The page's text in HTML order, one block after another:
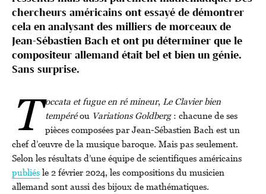
chercheurs américains ont essayé de démontrer
cela en analysant des milliers de morceaux de
Jean-Sébastien Bach et ont pu déterminer que le
compositeur allemand était bel et bien un génie.
Sans surprise.
T occata et fugue en ré mineur, Le Clavier bien
tempéréou Variations Goldberg: chacune de ses
pièces composées par Jean-Sébastien Bach est un
chef d’œuvre de la musique baroque. Mais pas seulement.
Selon les résultats d’une équipe de scientifiques américains
publiésle 2 février 2024, les compositions du musicien
allemand sont aussi des bijoux de mathématiques.